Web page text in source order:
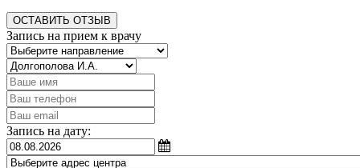
ОСТАВИТЬ ОТЗЫВ
Запись на прием к врачу
Запись на дату: